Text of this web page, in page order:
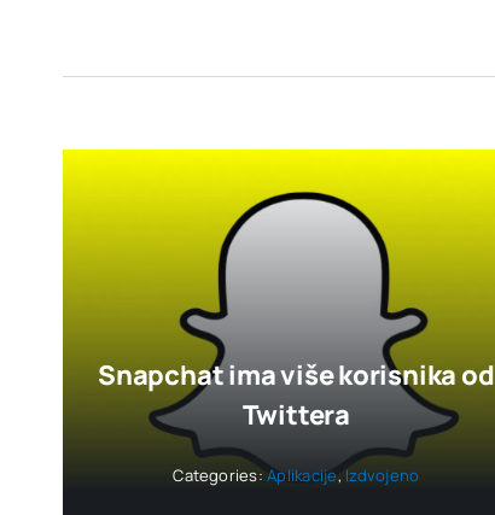
Snapchat ima više korisnika od
Twittera
Categories:Aplikacije, Izdvojeno